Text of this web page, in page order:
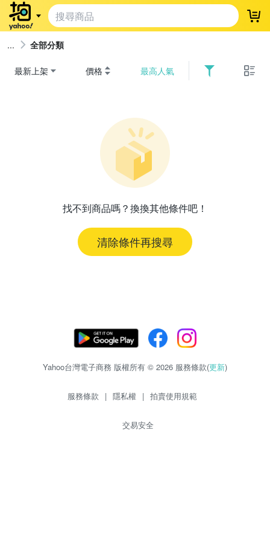
登
全部分類
最新上架 價格 最高人氣
找不到商品嗎？換換其他條件吧！
清除條件再搜尋
Yahoo台灣電子商務 版權所有 © 2026 服務條款(更新)
服務條款 | 隱私權 | 拍賣使用規範
交易安全